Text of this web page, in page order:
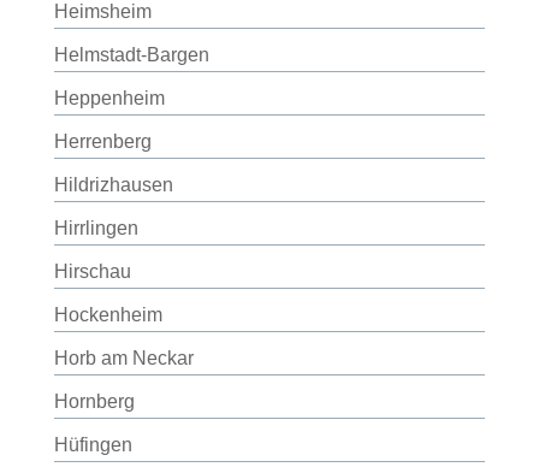
Heimsheim
Helmstadt-Bargen
Heppenheim
Herrenberg
Hildrizhausen
Hirrlingen
Hirschau
Hockenheim
Horb am Neckar
Hornberg
Hüfingen